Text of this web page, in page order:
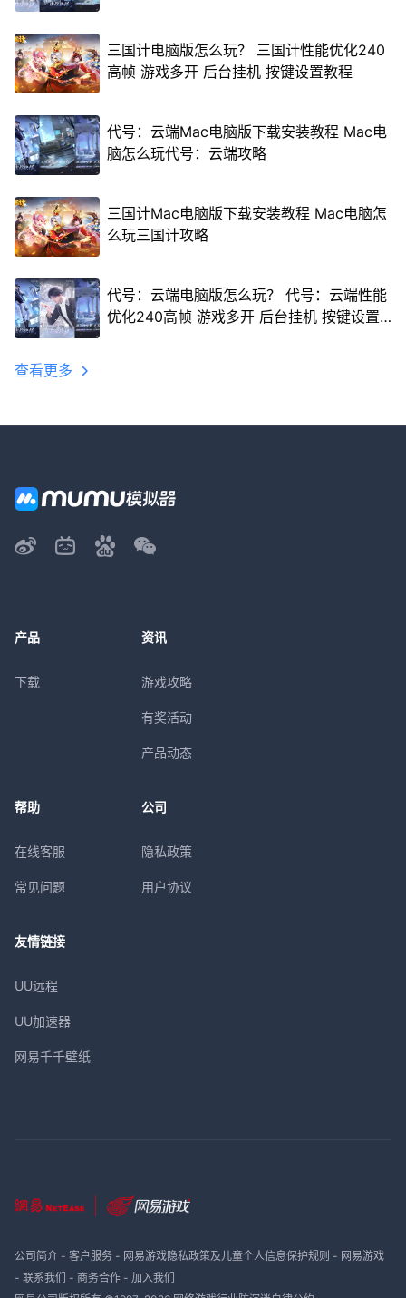
三国计电脑版怎么玩？ 三国计性能优化240
高帧 游戏多开 后台挂机 按键设置教程
代号：云端Mac电脑版下载安装教程 Mac电
脑怎么玩代号：云端攻略
三国计Mac电脑版下载安装教程 Mac电脑怎
么玩三国计攻略
代号：云端电脑版怎么玩？ 代号：云端性能
优化240高帧 游戏多开 后台挂机 按键设置
查看更多
产品
下载
资讯
游戏攻略
有奖活动
产品动态
帮助
在线客服
常见问题
公司
隐私政策
用户协议
友情链接
UU远程
UU加速器
网易千千壁纸
公司简介- 客户服务- 网易游戏隐私政策及儿童个人信息保护规则 - 网易游戏
- 联系我们 - 商务合作- 加入我们